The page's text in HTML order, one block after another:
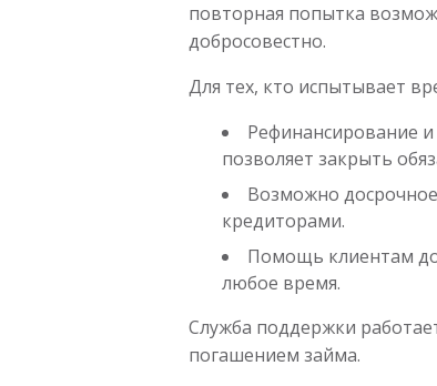
повторная попытка
добросовестно.
Для тех, кто испытывает
Рефинансирование
позволяет закрыть
Возможно
кредиторами.
Помощь клиентам
любое время.
Служба поддержки
погашением займа.